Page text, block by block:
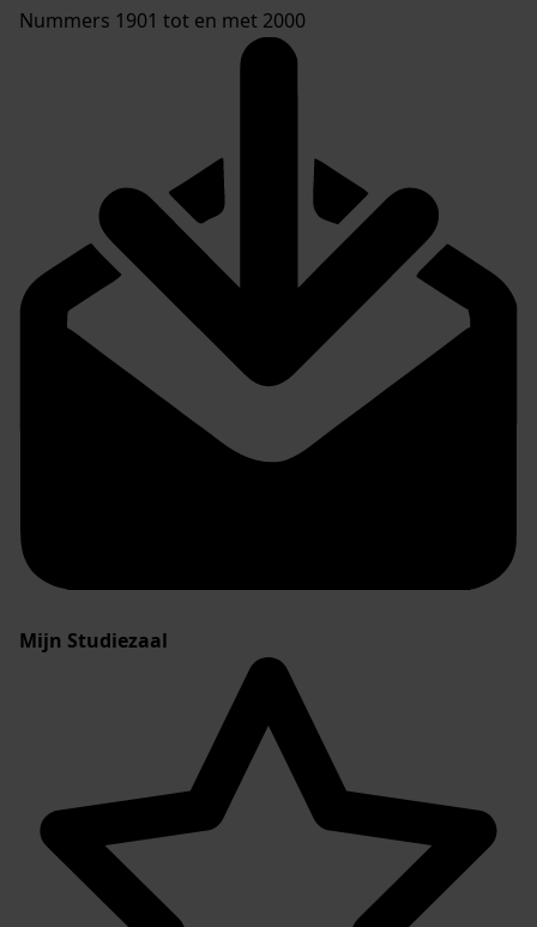
Nummers 1901 tot en met 2000
Mijn Studiezaal